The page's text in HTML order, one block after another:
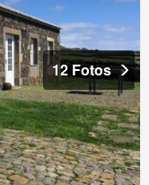
12 Fotos